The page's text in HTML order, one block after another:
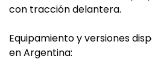
con tracción delantera.
Equipamiento y versiones
en Argentina: